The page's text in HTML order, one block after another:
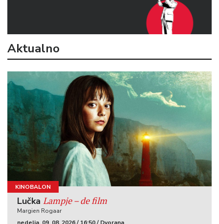
Aktualno
KINOBALON
Lučka Lampje – de film
Margien Rogaar